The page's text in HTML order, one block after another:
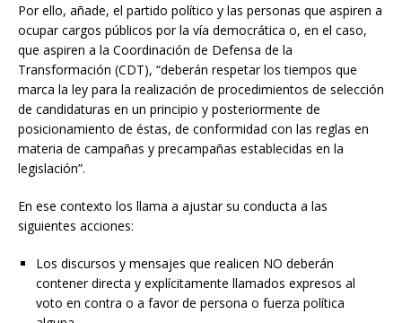
Por ello, añade, el partido político y las personas que aspiren a
ocupar cargos públicos por la vía democrática o, en el caso,
que aspiren a la Coordinación de Defensa de la
Transformación (CDT), “deberán respetar los tiempos que
marca la ley para la realización de procedimientos de selección
de candidaturas en un principio y posteriormente de
posicionamiento de éstas, de conformidad con las reglas en
materia de campañas y precampañas establecidas en la
legislación”.
En ese contexto los llama a ajustar su conducta a las
siguientes acciones:
Los discursos y mensajes que realicen NO deberán
contener directa y explícitamente llamados expresos al
voto en contra o a favor de persona o fuerza política